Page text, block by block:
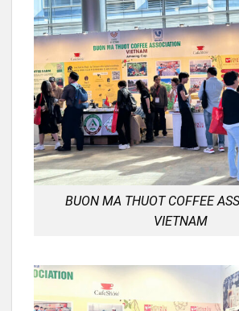
BUON MA THUOT COFFEE
VIETNAM